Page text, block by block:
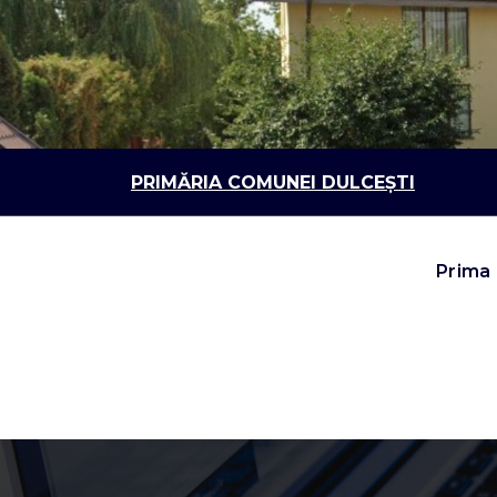
Sari
la
conținut
PRIMĂRIA COMUNEI DULCEȘTI